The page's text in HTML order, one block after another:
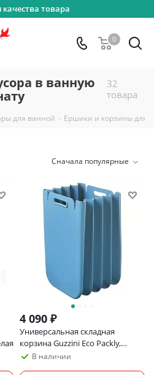
качества товара
0
в ванную
32
товара
для ванной - Ершики и корзины для
Сначала популярные
4 090 ₽
Универсальная складная
корзина Guzzini Eco Packly,
голубая
В наличии